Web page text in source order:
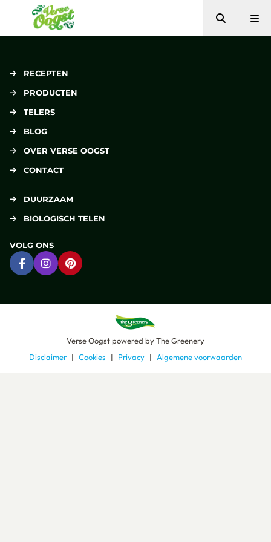
Verse Oogst
Zoeken
RECEPTEN
PRODUCTEN
TELERS
BLOG
OVER VERSE OOGST
CONTACT
DUURZAAM
BIOLOGISCH TELEN
VOLG ONS
Ga naar Facebook
Ga naar Instagram
Ga naar Pinterest
Verse Oogstpowered byThe Greenery
Disclaimer
Cookies Privacy Algemene voorwaarden